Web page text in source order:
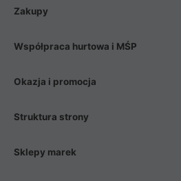
Zakupy
Współpraca hurtowa i MŚP
Okazja i promocja
Struktura strony
Sklepy marek